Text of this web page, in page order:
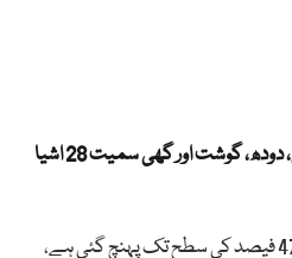
آٹا، آلو، ٹماٹر، چینی، چائے کی پتی، دودھ، گوشت اور گھی سمیت 28 اشیا
مہنگائی کی مجموعی شرح 47.97 فیصد کی سطح تک پہنچ گئی ہے،